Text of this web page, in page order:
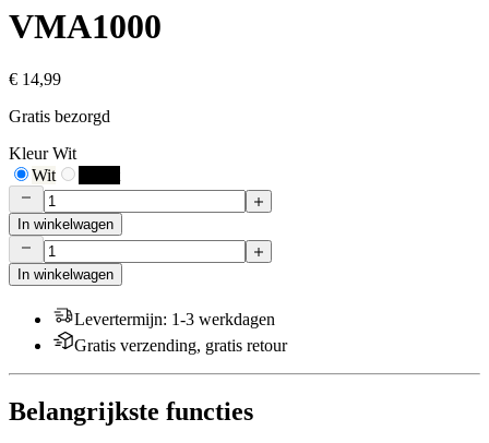
VMA1000
€ 14,99
Gratis bezorgd
Kleur Wit
Wit
In winkelwagen
In winkelwagen
Levertermijn: 1-3 werkdagen
Gratis verzending, gratis retour
Belangrijkste functies